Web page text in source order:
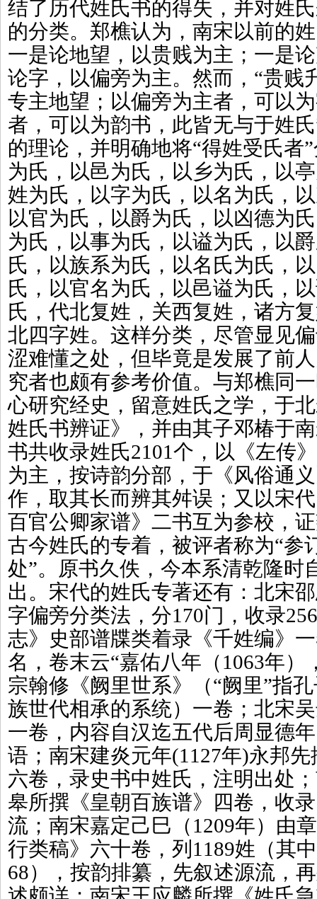
结了历代姓氏书的得失，并对姓
的分类。郑樵认为，南宋以前的
一是论地望，以贵贱为主；一是
论字，以偏旁为主。然而，“贵贱
专主地望；以偏旁为主者，可以
者，可以为韵书，此皆无与于姓
的理论，并明确地将“得姓受氏者
为氏，以邑为氏，以乡为氏，以
姓为氏，以字为氏，以名为氏，
以官为氏，以爵为氏，以凶德为
为氏，以事为氏，以谥为氏，以
氏，以族系为氏，以名氏为氏，
氏，以官名为氏，以邑谥为氏，
氏，代北复姓，关西复姓，诸方
北四字姓。这样分类，尽管显见
涩难懂之处，但毕竟是发展了前
究者也颇有参考价值。与郑樵同
心研究经史，留意姓氏之学，于
姓氏书辨证》，并由其子邓椿于
书共收录姓氏2101个，以《左传
为主，按诗韵分部，于《风俗通
作，取其长而辨其舛误；又以宋
百官公卿家谱》二书互为参校，
古今姓氏的专着，被评者称为“参
处”。原书久佚，今本系清乾隆时
出。宋代的姓氏专著还有：北宋
字偏旁分类法，分170门，收录
志》史部谱牒类着录《千姓编》
名，卷末云“嘉佑八年（1063年）
宗翰修《阙里世系》（“阙里”指
族世代相承的系统）一卷；北宋
一卷，内容自汉迄五代后周显德
语；南宋建炎元年(1127年)永邦
六卷，录史书中姓氏，注明出处
皋所撰《皇朝百族谱》四卷，收
流；南宋嘉定己巳（1209年）由
行类稿》六十卷，列1189姓（其
68），按韵排纂，先叙述源流，